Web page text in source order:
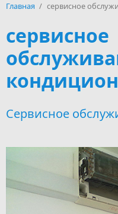
Главная / сервисное
сервисное
Сервисное